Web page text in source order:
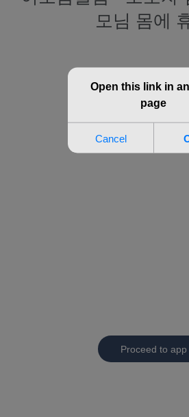
모님 몸에
Proceed to app